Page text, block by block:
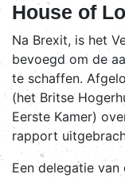
House of
Na Brexit, is het
bevoegd om de
te schaffen.
(het Britse
Eerste Kamer)
rapport
Een delegatie